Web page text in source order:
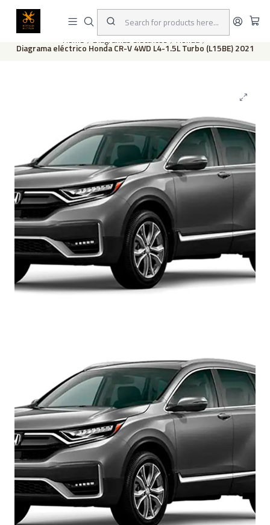
This is the slide text
Home Diagramas eléctricos Honda
Diagrama eléctrico Honda CR-V 4WD L4-1.5L Turbo (L15BE) 2021